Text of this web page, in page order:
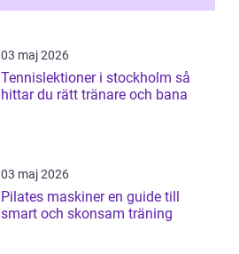
03 maj 2026
Tennislektioner i stockholm så
hittar du rätt tränare och bana
03 maj 2026
Pilates maskiner en guide till
smart och skonsam träning